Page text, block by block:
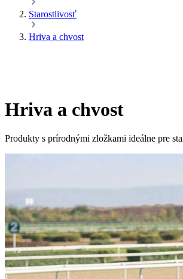
Starostlivosť
Hriva a chvost
Hriva a chvost
Produkty s prírodnými zložkami ideálne pre